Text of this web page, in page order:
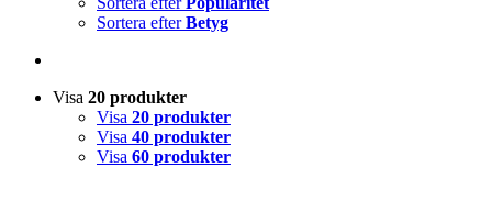
Sortera efterBetyg
Visa 20 produkter
Visa 20 produkter
Visa 40 produkter
Visa 60 produkter